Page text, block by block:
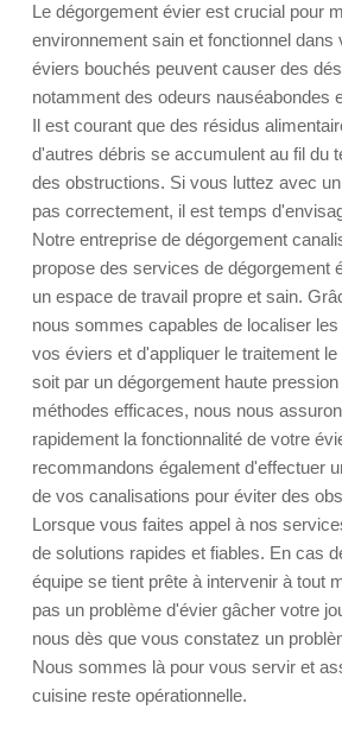
Le dégorgement évier est crucial pour
environnement sain et fonctionnel dans
éviers bouchés peuvent causer des
notamment des odeurs nauséabondes
Il est courant que des résidus
d'autres débris se accumulent au fil du
des obstructions. Si vous luttez avec
pas correctement, il est temps
Notre entreprise de dégorgement
propose des services de dégorgement
un espace de travail propre et sain.
nous sommes capables de localiser
vos éviers et d'appliquer le traitement
soit par un dégorgement haute
méthodes efficaces, nous nous
rapidement la fonctionnalité de votre
recommandons également d'effectuer
de vos canalisations pour éviter des
Lorsque vous faites appel à nos
de solutions rapides et fiables. En cas
équipe se tient prête à intervenir à tout
pas un problème d'évier gâcher votre
nous dès que vous constatez un
Nous sommes là pour vous servir et
cuisine reste opérationnelle.